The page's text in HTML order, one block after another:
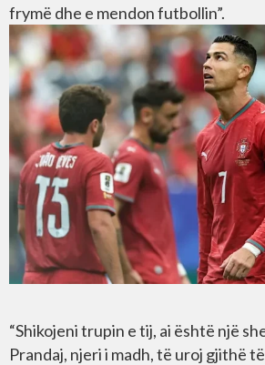
frymë dhe e mendon futbollin”.
“Shikojeni trupin e tij, ai është një
Prandaj, njeri i madh, të uroj gjithë